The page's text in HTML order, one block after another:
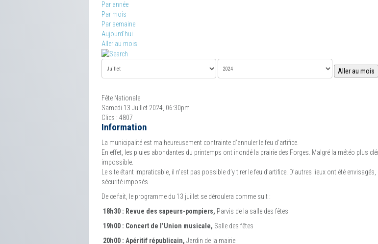
Par année
Par mois
Par semaine
Aujourd'hui
Aller au mois
Aller au mois
Fête Nationale
Samedi 13 Juillet 2024, 06:30pm
Clics : 4807
Information
La municipalité est malheureusement contrainte d’annuler le feu d’artifice.
En effet, les pluies abondantes du printemps ont inondé la prairie des Forges. Malgré la météo plus
impossible.
Le site étant impraticable, il n’est pas possible d’y tirer le feu d’artifice. D’autres lieux ont été
sécurité imposés.
De ce fait, le programme du 13 juillet se déroulera comme suit :
18h30 : Revue des sapeurs-pompiers, Parvis de la salle des fêtes
19h00 : Concert de l’Union musicale, Salle des fêtes
20h00 : Apéritif républicain, Jardin de la mairie